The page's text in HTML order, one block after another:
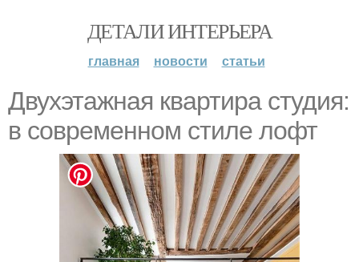
ДЕТАЛИ ИНТЕРЬЕРА
главная новости статьи
Двухэтажная квартира студия:
в современном стиле лофт